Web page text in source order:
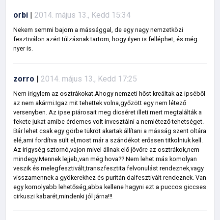
orbi | 2014. május 13., Kedd 15:34
Nekem semmi bajom a mássággal, de egy nagy nemzetközi
fesztiválon azért túlzásnak tartom, hogy ilyen is felléphet, és még
nyer is.
zorro | 2014. május 13., Kedd 17:25
Nem irigylem az osztrákokat.Ahogy nemzeti hőst kreáltak az ipséből
az nem akármi.Igaz mit tehettek volna,győzött egy nem létező
versenyben. Az ipse piárosait meg dicséret illeti mert megtalálták a
fekete jukat amibe érdemes volt invesztálni a nemlétező tehetséget.
Bár lehet csak egy görbe tükröt akartak állítani a másság szent oltára
elé,ami fordítva sült el,most már a szándékot erőssen titkolniuk kell.
Az irigység sztornó,vajon mivel állnak elő jövőre az osztrákok,nem
mindegy.Mennek lejjeb,van még hova?? Nem lehet más komolyan
veszik és melegfesztivált,transzfesztita felvonulást rendeznek,vagy
visszamennek a gyökerekhez és puritán dalfesztivált rendeznek. Van
egy komolyabb lehetőség,abba kellene hagyni ezt a puccos giccses
cirkuszi kabarét,mindenki jól járna!!!